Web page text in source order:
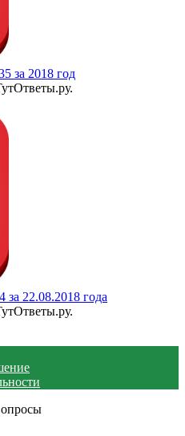
за 2018 год
22.08.2018 года